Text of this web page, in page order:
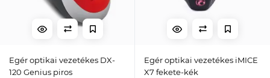
Egér optikai vezetékes DX-
120 Genius piros
Egér optikai vezetékes iMICE
X7 fekete-kék